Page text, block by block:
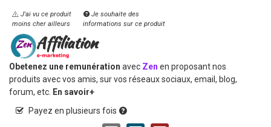
J'ai vu ce produit
moins cher ailleurs
Je souhaite des
informations sur ce produit
Obetenez une remunération avec Zen en proposant nos
produits avec vos amis, sur vos réseaux sociaux, email, blog,
forum, etc. En savoir+
Payez en plusieurs fois